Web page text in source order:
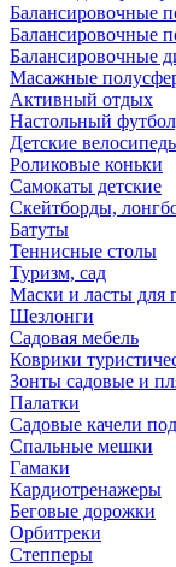
Балансировочные
Балансировочные
Балансировочные
Масажные
Активный отдых
Настольный
Детские
Роликовые коньки
Самокаты детские
Скейтборды,
Батуты
Теннисные столы
Туризм, сад
Маски и ласты для
Шезлонги
Садовая мебель
Коврики
Зонты садовые и
Палатки
Садовые качели
Спальные мешки
Гамаки
Кардиотренажеры
Беговые дорожки
Орбитреки
Степперы